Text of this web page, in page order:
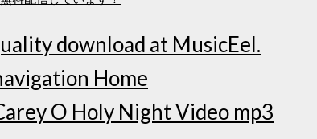
download at MusicEel.
Home
O Holy Night Video mp3